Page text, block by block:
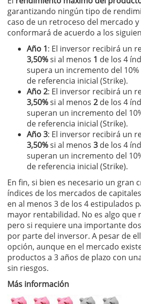
garantizando ningún tipo de
caso de un retroceso del mercado y
conformará de acuerdo a los
Año 1: El inversor recibirá un
3,50%si al menos 1 de los 4
supera un incremento del
de referencia inicial (Strike).
Año 2: El inversor recibirá un
3,50%si al menos 2 de los 4
superan un incremento del
de referencia inicial (Strike).
Año 3: El inversor recibirá un
3,50%si al menos 3 de los 4
superan un incremento del
de referencia inicial (Strike).
En fin, si bien es necesario un gran
índices de los mercados de
en al menos 3 de los 4 estipulados
mayor rentabilidad. No es algo que
pero si requiere una importante
por parte del inversor. A pesar de
opción, aunque en el mercado
productos a 3 años de plazo con
sin riesgos.
Más información